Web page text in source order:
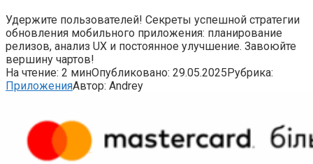
Удержите пользователей! Секреты успешной стратегии
обновления мобильного приложения: планирование
релизов, анализ UX и постоянное улучшение. Завоюйте
вершину чартов!
На чтение: 2 минОпубликовано: 29.05.2025Рубрика:
ПриложенияАвтор: Andrey